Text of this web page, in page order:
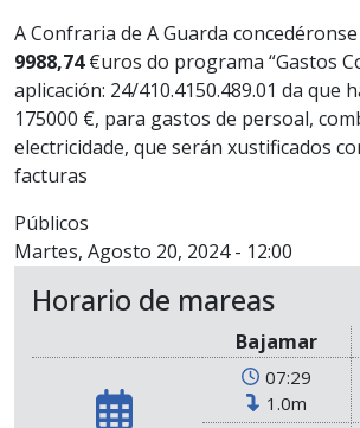
A Confraria de A Guarda
9988,74€uros do programa “Gastos
aplicación: 24/410.4150.489.01 da que
175000 €, para gastos de persoal,
electricidade, que serán xustificados
facturas
Públicos
Martes, Agosto 20, 2024 - 12:00
Horario de mareas
Bajamar
07:29
1.0m